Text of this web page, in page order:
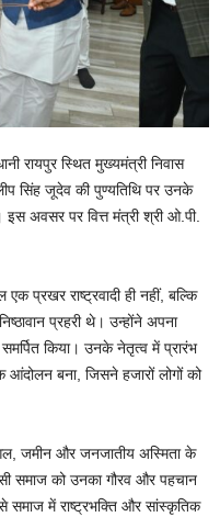
रायपुर स्थित मुख्यमंत्री निवास
सिंह जूदेव की पुण्यतिथि पर उनके
इस अवसर पर वित्त मंत्री श्री ओ.पी.
प्रखर राष्ट्रवादी ही नहीं, बल्कि
प्रहरी थे। उन्होंने अपना
किया। उनके नेतृत्व में प्रारंभ
आंदोलन बना, जिसने हजारों लोगों को
जमीन और जनजातीय अस्मिता के
समाज को उनका गौरव और पहचान
समाज में राष्ट्रभक्ति और सांस्कृतिक